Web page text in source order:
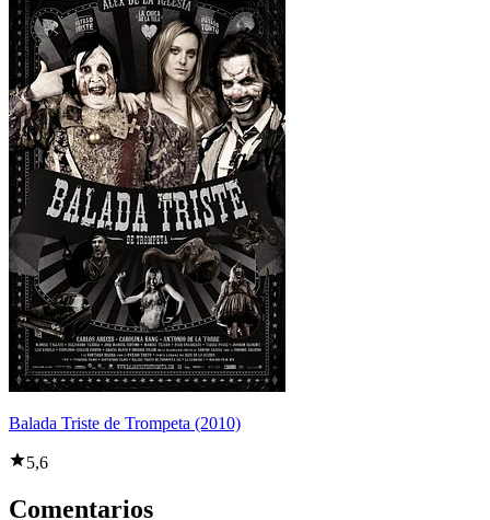
Balada Triste de Trompeta (2010)
5,6
Comentarios